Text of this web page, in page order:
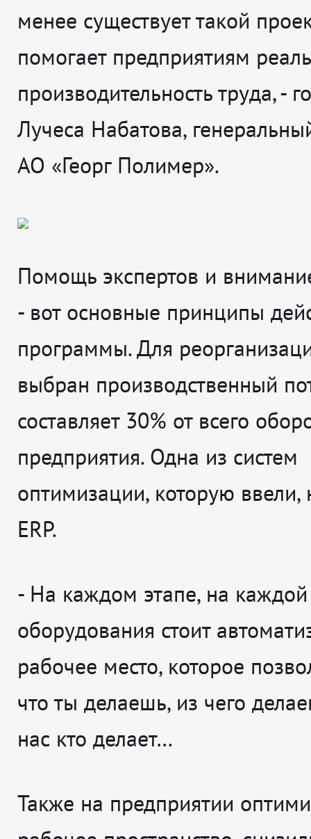
менее существует такой
помогает предприятиям
производительность труда, -
Лучеса Набатова,
АО «Георг Полимер».
Помощь экспертов и
- вот основные принципы
программы. Для
выбран производственный
составляет 30% от всего
предприятия. Одна из систем
оптимизации, которую ввели,
ERP.
- На каждом этапе, на
оборудования стоит
рабочее место, которое
что ты делаешь, из чего
нас кто делает…
Также на предприятии